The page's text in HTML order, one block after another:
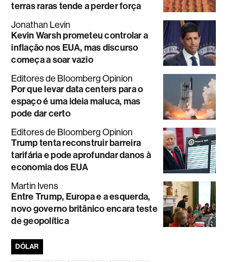
terras raras tende a perder força
Jonathan Levin
Kevin Warsh prometeu controlar a
inflação nos EUA, mas discurso
começa a soar vazio
Editores de Bloomberg Opinion
Por que levar data centers para o
espaço é uma ideia maluca, mas
pode dar certo
Editores de Bloomberg Opinion
Trump tenta reconstruir barreira
tarifária e pode aprofundar danos à
economia dos EUA
Martin Ivens
Entre Trump, Europa e a esquerda,
novo governo britânico encara teste
de geopolítica
DÓLAR